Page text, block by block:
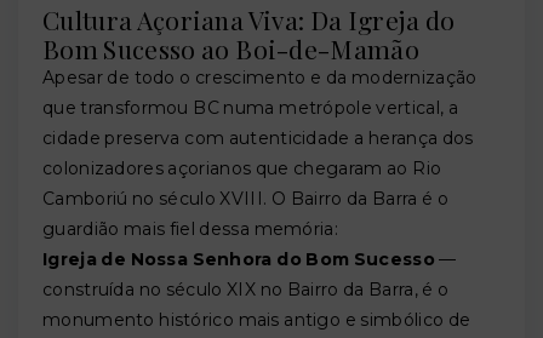
Cultura Açoriana Viva: Da Igreja do
Bom Sucesso ao Boi-de-Mamão
Apesar de todo o crescimento e da modernização
que transformou BC numa metrópole vertical, a
cidade preserva com autenticidade a herança dos
colonizadores açorianos que chegaram ao Rio
Camboriú no século XVIII. O Bairro da Barra é o
guardião mais fiel dessa memória:
Igreja de Nossa Senhora do Bom Sucesso —
construída no século XIX no Bairro da Barra, é o
monumento histórico mais antigo e simbólico de